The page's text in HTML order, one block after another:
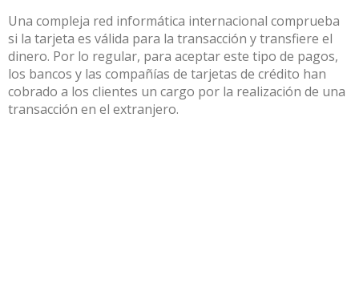
Una compleja red informática internacional comprueba
si la tarjeta es válida para la transacción y transfiere el
dinero. Por lo regular, para aceptar este tipo de pagos,
los bancos y las compañías de tarjetas de crédito han
cobrado a los clientes un cargo por la realización de una
transacción en el extranjero.